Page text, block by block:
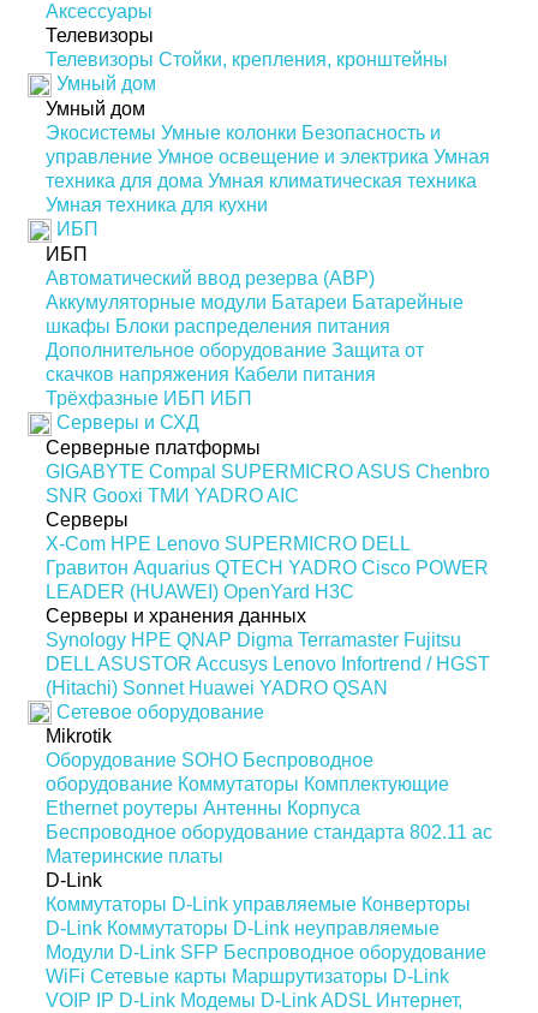
Аксессуары
Телевизоры
Телевизоры Стойки, крепления, кронштейны
Умный дом
Умный дом
Экосистемы Умные колонки Безопасность и
управление Умное освещение и электрика Умная
техника для дома Умная климатическая техника
Умная техника для кухни
ИБП
ИБП
Автоматический ввод резерва (АВР)
Аккумуляторные модули Батареи Батарейные
шкафы Блоки распределения питания
Дополнительное оборудование Защита от
скачков напряжения Кабели питания
Трёхфазные ИБП ИБП
Серверы и СХД
Серверные платформы
GIGABYTE Compal SUPERMICROASUS Chenbro
SNR Gooxi ТМИ YADROAIC
Серверы
X-Com HPE Lenovo SUPERMICRO DELL
Гравитон Aquarius QTECH YADRO Cisco POWER
LEADER (HUAWEI) OpenYard H3C
Серверы и хранения данных
Synology HPE QNAP Digma Terramaster Fujitsu
DELLASUSTOR Accusys Lenovo Infortrend / HGST
(Hitachi) Sonnet Huawei YADRO QSAN
Сетевое оборудование
Mikrotik
Оборудование SOHO Беспроводное
оборудование Коммутаторы Комплектующие
Ethernet роутеры Антенны Корпуса
Беспроводное оборудование стандарта 802.11 ас
Материнские платы
D-Link
Коммутаторы D-Link управляемые Конверторы
D-Link Коммутаторы D-Link неуправляемые
Модули D-Link SFP Беспроводное оборудование
WiFi Сетевые карты Маршрутизаторы D-Link
VOIP IP D-Link Модемы D-Link ADSL Интернет,